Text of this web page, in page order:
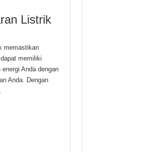
Listrik
memastikan
memiliki
Anda dengan
Anda. Dengan